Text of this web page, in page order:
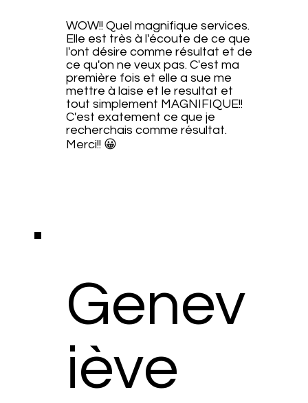
WOW!! Quel magnifique services.
Elle est très à l'écoute de ce que
l'ont désire comme résultat et de
ce qu'on ne veux pas. C'est ma
première fois et elle a sue me
mettre à laise et le resultat et
tout simplement MAGNIFIQUE!!
C'est exatement ce que je
recherchais comme résultat.
Merci!! 😀
Genev
iève